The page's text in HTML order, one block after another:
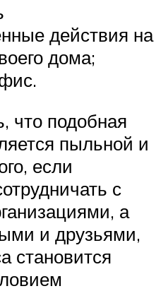
действия на
дома;
что подобная
пыльной и
если
с
а
и друзьями,
становится